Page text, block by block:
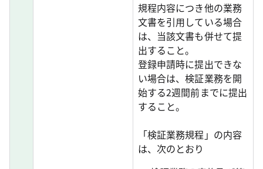
規程内容につき他の業務
文書を引用している場合
は、当該文書も併せて提
出すること。
登録申請時に提出できな
い場合は、検証業務を開
始する2週間前までに提出
すること。
「検証業務規程」の内容
は、次のとおり